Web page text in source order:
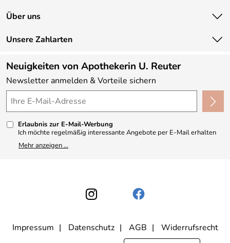
Kontakt
Lieferbedingungen
Kundenlogin
Über uns
Unsere Bestseller
Neu
Angebote
Made in Germany
4,9/5*****
Unsere Zahlarten
Neuigkeiten von Apothekerin U. Reuter
Newsletter anmelden & Vorteile sichern
Erlaubnis zur E-Mail-Werbung
Ich möchte regelmäßig interessante Angebote per E-Mail erhalten
und ausserdem nach Erhalt meiner Bestellung an die Möglichkeit zur
Abgabe einer Produktbewertung erinnert werden. Meine
werden. Dabei ist nicht erkennbar, welche konkrete Person geklickt
hat. Diese Einwilligung zur Nutzung meiner E-Mail- Adresse für
Werbezwecke kann ich jederzeit mit Wirkung für die Zukunft
Mitgliederbereich deaktiviere. Die Datenschutzerklärunghabe ich
zur Kenntnis genommen.
Mehr anzeigen ...
Impressum Datenschutz AGB
Widerrufsrecht